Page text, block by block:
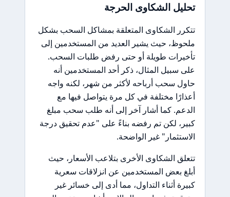
تحليل الشكاوى الحرجة
تتكرر الشكاوى المتعلقة بمشاكل السحب بشكل
ملحوظ، حيث يشير العديد من المستخدمين إلى
تأخيرات طويلة أو حتى رفض طلبات السحب.
على سبيل المثال، ذكر أحد المستخدمين أنه
حاول سحب أرباحه لأكثر من شهر، لكنه واجه
أعذارًا مختلفة في كل مرة يتواصل فيها مع
الدعم. كما أشار آخر إلى أنه طلب سحب مبلغ
كبير، لكن تم رفضه بناءً على "عدم تحقيق درجة
الاستثمار" غير الواضحة.
تتعلق الشكاوى الأخرى بتلاعب الأسعار، حيث
أبلغ بعض المستخدمين عن انزلاقات سعرية
كبيرة أثناء التداول، مما أدى إلى خسائر غير